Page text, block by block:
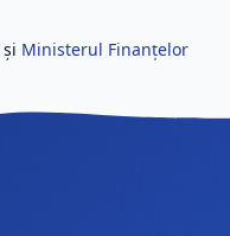
Ministerul Finanțelor